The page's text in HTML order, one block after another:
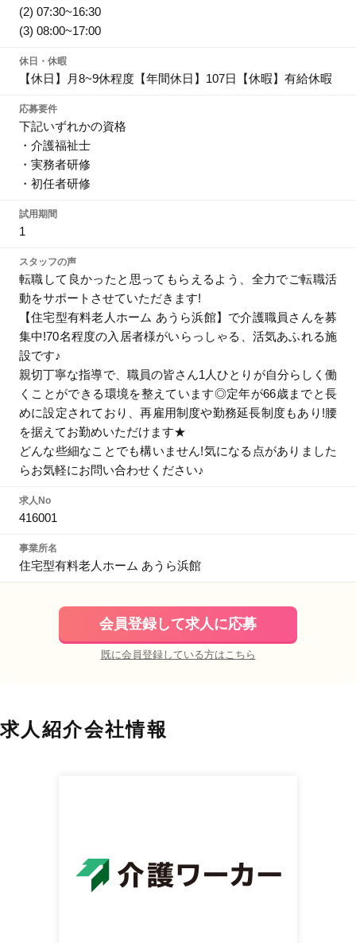
(2) 07:30~16:30
(3) 08:00~17:00
休日・休暇
【休日】月8~9休程度【年間休日】107日【休暇】有給休暇
応募要件
下記いずれかの資格
・介護福祉士
・実務者研修
・初任者研修
試用期間
1
スタッフの声
転職して良かったと思ってもらえるよう、全力でご転職活
動をサポートさせていただきます!
【住宅型有料老人ホーム あうら浜館】で介護職員さんを募
集中!70名程度の入居者様がいらっしゃる、活気あふれる施
設です♪
親切丁寧な指導で、職員の皆さん1人ひとりが自分らしく働
くことができる環境を整えています◎定年が66歳までと長
めに設定されており、再雇用制度や勤務延長制度もあり!腰
を据えてお勤めいただけます★
どんな些細なことでも構いません!気になる点がありました
らお気軽にお問い合わせください♪
求人No
416001
事業所名
住宅型有料老人ホーム あうら浜館
会員登録して求人に応募
既に会員登録している方はこちら
求人紹介会社情報